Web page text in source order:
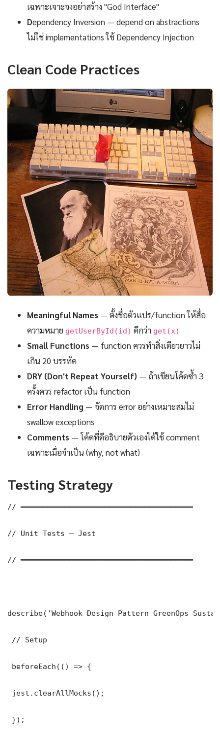
เฉพาะเจาะจงอย่าสร้าง "God Interface"
Dependency Inversion — depend on abstractions
ไม่ใช่ implementations ใช้ Dependency Injection
Clean Code Practices
Meaningful Names — ตั้งชื่อตัวแปร/function ให้สื่อ
ความหมาย getUserById(id) ดีกว่า get(x)
Small Functions — function ควรทำสิ่งเดียวยาวไม่
เกิน 20 บรรทัด
DRY (Don't Repeat Yourself) — ถ้าเขียนโค้ดซ้ำ 3
ครั้งควร refactor เป็น function
Error Handling — จัดการ error อย่างเหมาะสมไม่
swallow exceptions
Comments — โค้ดที่ดีอธิบายตัวเองได้ใช้ comment
เฉพาะเมื่อจำเป็น (why, not what)
Testing Strategy
// ═══════════════════════════════════════
// Unit Tests — Jest
// ═══════════════════════════════════════
describe('Webhook Design Pattern GreenOps
// Setup
beforeEach(() => {
jest.clearAllMocks();
});